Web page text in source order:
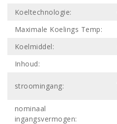
Koeltechnologie:
Maximale Koelings Temp:
Koelmiddel:
Inhoud:
stroomingang:
nominaal
ingangsvermogen: